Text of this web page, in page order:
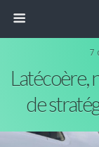
7
Latécoère,
de